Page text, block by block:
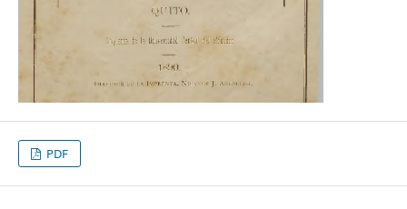
PDF